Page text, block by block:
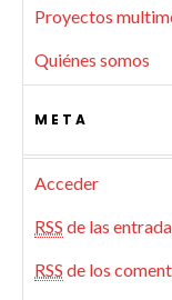
Proyectos
Quiénes somos
META
Acceder
RSS de las
RSS de los